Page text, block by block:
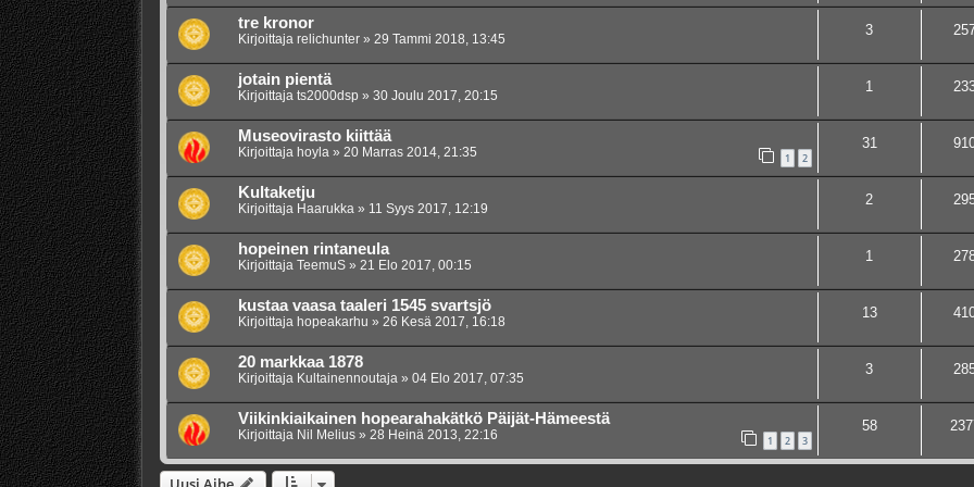
tre kronor
Kirjoittaja relichunter» 29 Tammi 2018, 13:45
3
jotain pientä
Kirjoittaja ts2000dsp » 30 Joulu 2017, 20:15
1
Museovirasto kiittää
Kirjoittaja hoyla» 20 Marras 2014, 21:35 1 2
31
Kultaketju
Kirjoittaja Haarukka» 11 Syys 2017, 12:19
2
hopeinen rintaneula
Kirjoittaja TeemuS» 21 Elo 2017, 00:15
1
kustaa vaasa taaleri 1545 svartsjö
Kirjoittaja hopeakarhu » 26 Kesä 2017, 16:18
13
20 markkaa 1878
Kirjoittaja Kultainennoutaja» 04 Elo 2017, 07:35
3
Viikinkiaikainen hopearahakätkö Päijät-Hämeestä
Kirjoittaja Nil Melius» 28 Heinä 2013, 22:16 1 2 3
58